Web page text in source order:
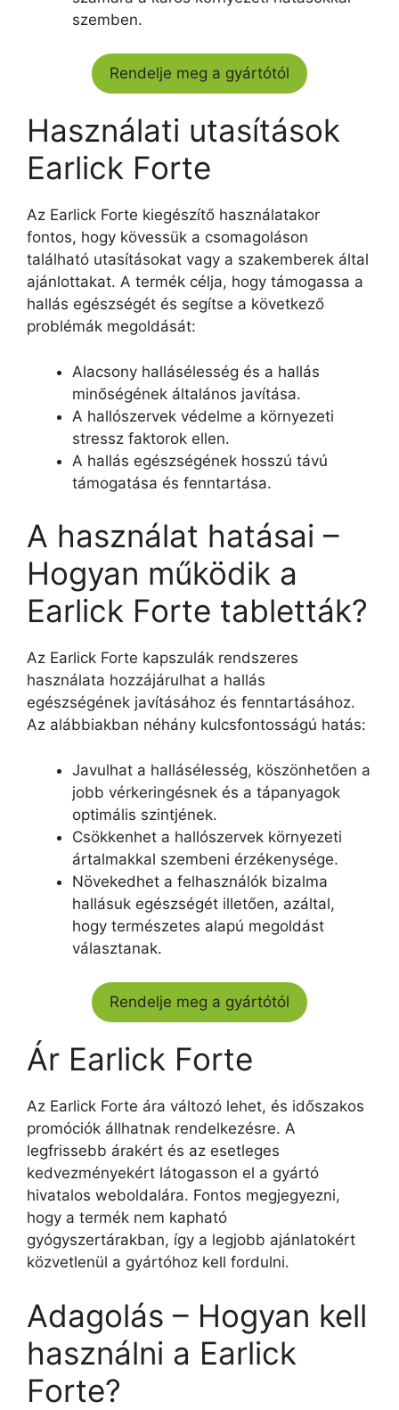
szemben.
Rendelje meg a gyártótól
Használati utasítások
Earlick Forte
Az Earlick Forte kiegészítő használatakor
fontos, hogy kövessük a csomagoláson
található utasításokat vagy a szakemberek által
ajánlottakat. A termék célja, hogy támogassa a
hallás egészségét és segítse a következő
problémák megoldását:
Alacsony hallásélesség és a hallás
minőségének általános javítása.
A hallószervek védelme a környezeti
stressz faktorok ellen.
A hallás egészségének hosszú távú
támogatása és fenntartása.
A használat hatásai –
Hogyan működik a
Earlick Forte tabletták?
Az Earlick Forte kapszulák rendszeres
használata hozzájárulhat a hallás
egészségének javításához és fenntartásához.
Az alábbiakban néhány kulcsfontosságú hatás:
Javulhat a hallásélesség, köszönhetően a
jobb vérkeringésnek és a tápanyagok
optimális szintjének.
Csökkenhet a hallószervek környezeti
ártalmakkal szembeni érzékenysége.
Növekedhet a felhasználók bizalma
hallásuk egészségét illetően, azáltal,
hogy természetes alapú megoldást
választanak.
Rendelje meg a gyártótól
Ár Earlick Forte
Az Earlick Forte ára változó lehet, és időszakos
promóciók állhatnak rendelkezésre. A
legfrissebb árakért és az esetleges
kedvezményekért látogasson el a gyártó
hivatalos weboldalára. Fontos megjegyezni,
hogy a termék nem kapható
gyógyszertárakban, így a legjobb ajánlatokért
közvetlenül a gyártóhoz kell fordulni.
Adagolás – Hogyan kell
használni a Earlick
Forte?